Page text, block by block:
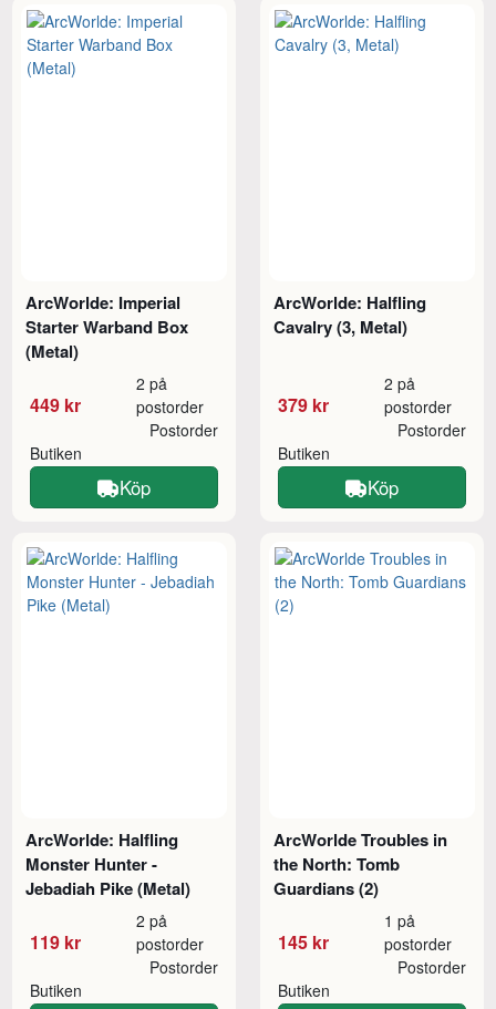
ArcWorlde: Imperial
Starter Warband Box
(Metal)
449 kr
2 på
postorder
Butiken
Postorder
Köp
ArcWorlde: Halfling
Cavalry (3, Metal)
379 kr
2 på
postorder
Butiken
Postorder
Köp
ArcWorlde: Halfling
Monster Hunter -
Jebadiah Pike (Metal)
119 kr
2 på
postorder
Butiken
Postorder
ArcWorlde Troubles in
the North: Tomb
Guardians (2)
145 kr
1 på
postorder
Butiken
Postorder